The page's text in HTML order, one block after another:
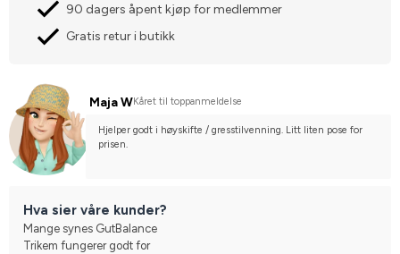
90 dagers åpent kjøp for medlemmer
Gratis retur i butikk
Maja WKåret til toppanmeldelse
Hjelper godt i høyskifte / gresstilvenning. Litt liten pose for
prisen.
Hva sier våre kunder?
Mange synes GutBalance
Trikem fungerer godt for